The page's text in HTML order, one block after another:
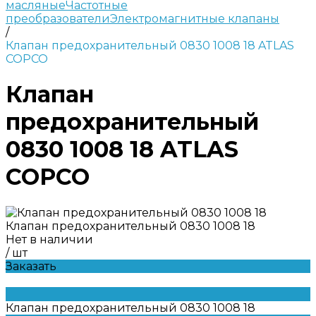
масляныеЧастотные
преобразователиЭлектромагнитные клапаны
/
Клапан предохранительный 0830 1008 18 ATLAS
COPCO
Клапан
предохранительный
0830 1008 18 ATLAS
COPCO
Клапан предохранительный 0830 1008 18
Нет в наличии
/ шт
Заказать
Клапан предохранительный 0830 1008 18